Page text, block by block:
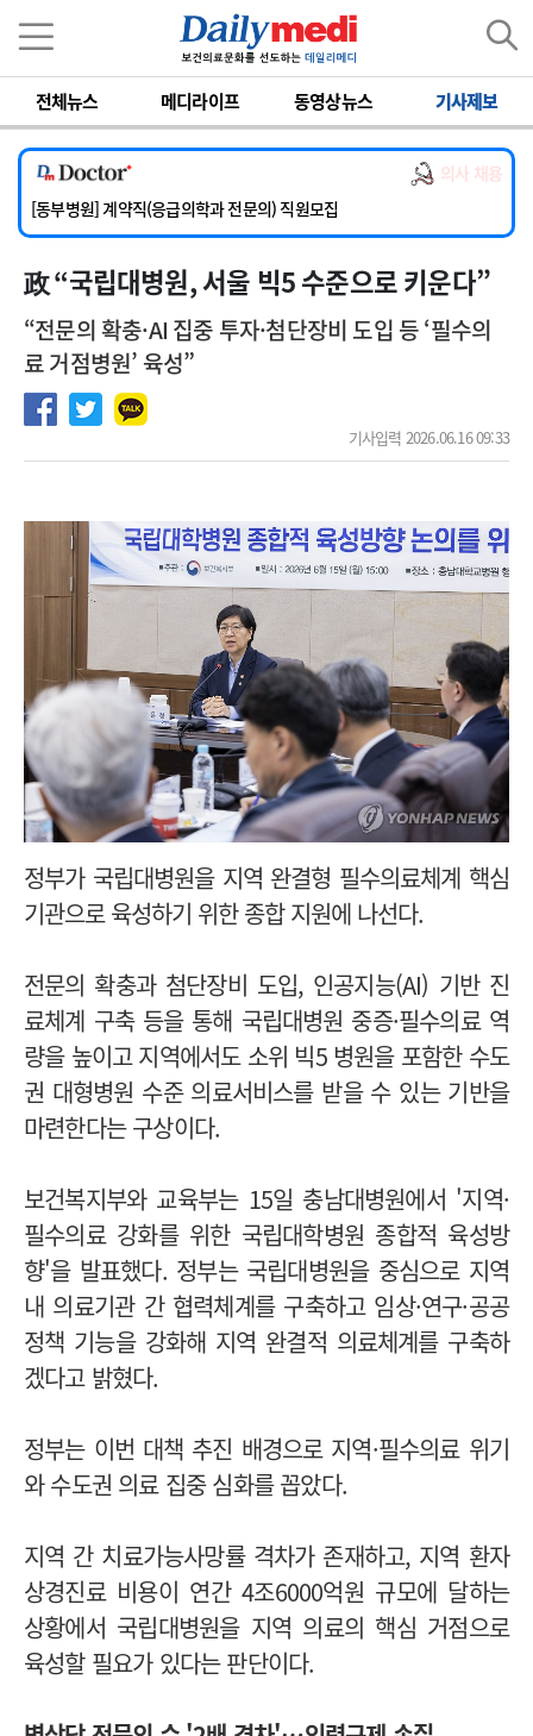
전체뉴스 메디라이프 동영상뉴스 기사제보
의사 채용
[서울아산병원] 2026년 하반기 인턴 모집
[영남대학교의료원] 마취통증의학과 임기제 임상의사 채용
[충남대학교병원] 소아청소년과(소아응급전담) 계약직 의사 공개채용
[동부병원] 계약직(응급의학과 전문의) 직원모집
[이대목동병원] 하반기 전공의(레지던트1년차) 모집
[서울아산병원] 2026년 하반기 인턴 모집
政 “국립대병원, 서울 빅5 수준으로 키운다”
“전문의 확충·AI 집중 투자·첨단장비 도입 등 ‘필수의
료 거점병원’ 육성”
기사입력 2026.06.16 09:33
정부가 국립대병원을 지역 완결형 필수의료체계 핵심
기관으로 육성하기 위한 종합 지원에 나선다.
전문의 확충과 첨단장비 도입, 인공지능(AI) 기반 진
료체계 구축 등을 통해 국립대병원 중증·필수의료 역
량을 높이고 지역에서도 소위 빅5 병원을 포함한 수도
권 대형병원 수준 의료서비스를 받을 수 있는 기반을
마련한다는 구상이다.
보건복지부와 교육부는 15일 충남대병원에서 '지역·
필수의료 강화를 위한 국립대학병원 종합적 육성방
향'을 발표했다. 정부는 국립대병원을 중심으로 지역
내 의료기관 간 협력체계를 구축하고 임상·연구·공공
정책 기능을 강화해 지역 완결적 의료체계를 구축하
겠다고 밝혔다.
정부는 이번 대책 추진 배경으로 지역·필수의료 위기
와 수도권 의료 집중 심화를 꼽았다.
지역 간 치료가능사망률 격차가 존재하고, 지역 환자
상경진료 비용이 연간 4조6000억원 규모에 달하는
상황에서 국립대병원을 지역 의료의 핵심 거점으로
육성할 필요가 있다는 판단이다.